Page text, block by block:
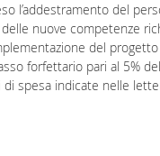
l’addestramento del
delle nuove competenze
del
forfettario pari al 5%
spesa indicate nelle